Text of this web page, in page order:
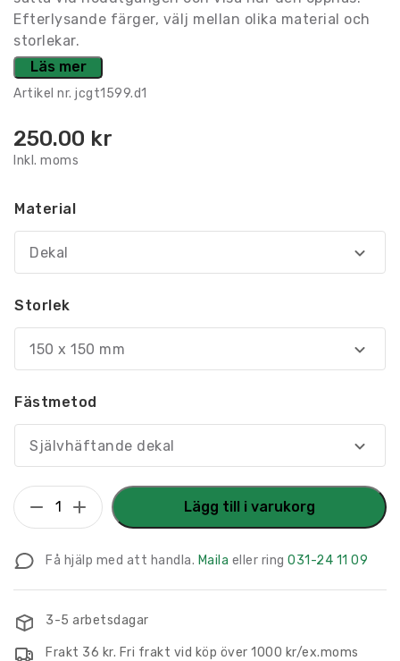
Efterlysande färger, välj mellan olika material och
storlekar.
Läs mer
Artikel nr. jcgt1599.d1
250.00 kr
Inkl. moms
Material
Dekal
Storlek
150 x 150 mm
Fästmetod
Självhäftande dekal
Utrymningsskylt
Öppna
dra
från
höger
Lägg till i varukorg
Få hjälp med att handla. Maila eller ring 031-24 11 09
3-5 arbetsdagar
Frakt 36 kr. Fri frakt vid köp över 1000 kr/ex.moms